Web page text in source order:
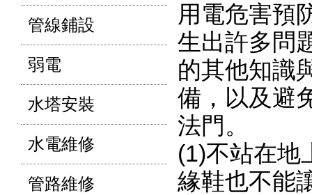
管線鋪設
弱電
水塔安裝
水電維修
管路維修
用電危害預
生出許多問
的其他知識
備，以及避
法門。
(1)不站在地
緣鞋也不能